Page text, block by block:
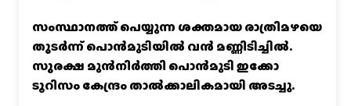
സംസ്ഥാനത്ത് പെയ്യുന്ന ശക്തമായ രാത്രിമഴയെ
തുടർന്ന് പൊൻമുടിയില്‍ വൻ മണ്ണിടിച്ചില്‍.
സുരക്ഷ മുൻനിർത്തി പൊൻമുടി ഇക്കോ
ടൂറിസം കേന്ദ്രം താല്‍ക്കാലികമായി അടച്ചു.